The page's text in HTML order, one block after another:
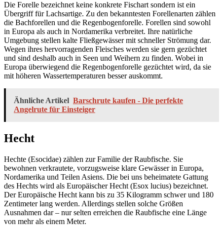
Die Forelle bezeichnet keine konkrete Fischart sondern ist ein
Übergriff für Lachsartige. Zu den bekanntesten Forellenarten zählen
die Bachforellen und die Regenbogenforelle. Forellen sind sowohl
in Europa als auch in Nordamerika verbreitet. Ihre natürliche
Umgebung stellen kalte Fließgewässer mit schneller Strömung dar.
Wegen ihres hervorragenden Fleisches werden sie gern gezüchtet
und sind deshalb auch in Seen und Weihern zu finden. Wobei in
Europa überwiegend die Regenbogenforelle gezüchtet wird, da sie
mit höheren Wassertemperaturen besser auskommt.
Ähnliche Artikel Barschrute kaufen - Die perfekte
Angelrute für Einsteiger
Hecht
Hechte (Esocidae) zählen zur Familie der Raubfische. Sie
bewohnen verkrautete, vorzugsweise klare Gewässer in Europa,
Nordamerika und Teilen Asiens. Die bei uns beheimatete Gattung
des Hechts wird als Europäischer Hecht (Esox lucius) bezeichnet.
Der Europäische Hecht kann bis zu 35 Kilogramm schwer und 180
Zentimeter lang werden. Allerdings stellen solche Größen
Ausnahmen dar – nur selten erreichen die Raubfische eine Länge
von mehr als einem Meter.